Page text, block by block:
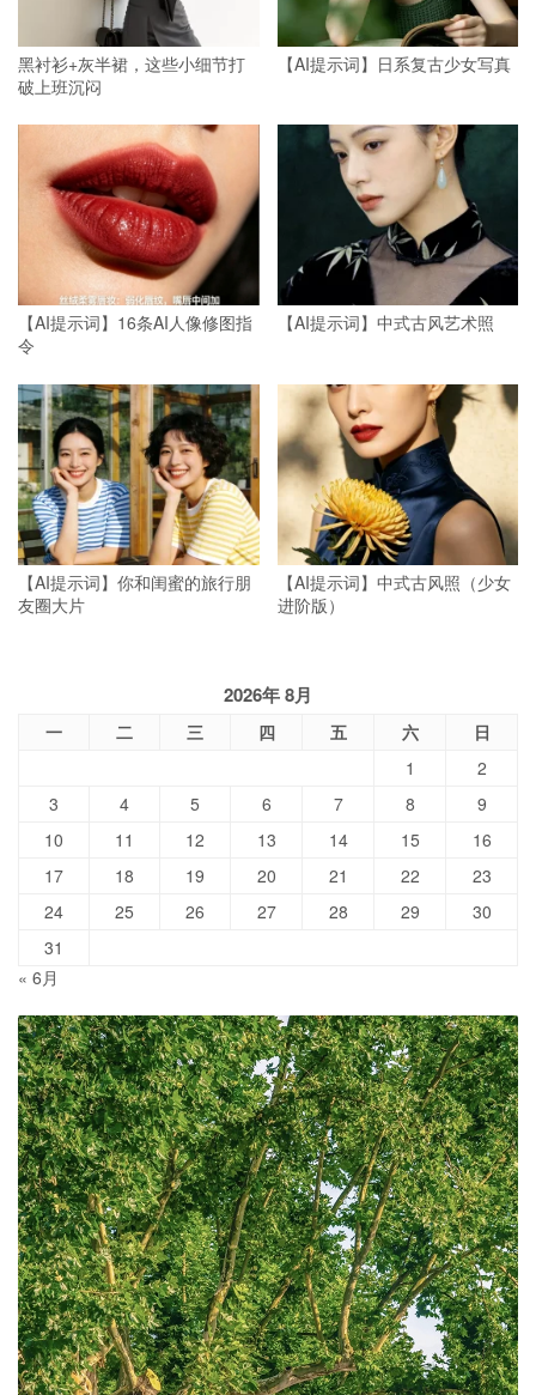
黑衬衫+灰半裙，这些小细节打
破上班沉闷
【AI提示词】日系复古少女写真
【AI提示词】16条AI人像修图指
令
【AI提示词】中式古风艺术照
【AI提示词】你和闺蜜的旅行朋
友圈大片
【AI提示词】中式古风照（少女
进阶版）
2026年 8月
一 二 三 四 五 六
日
1
2
3
4 5 6 7 8
9
10
11 12 13 14 15
16
17
18 19 20 21 22
23
24
25 26 27 28 29
30
31
« 6月